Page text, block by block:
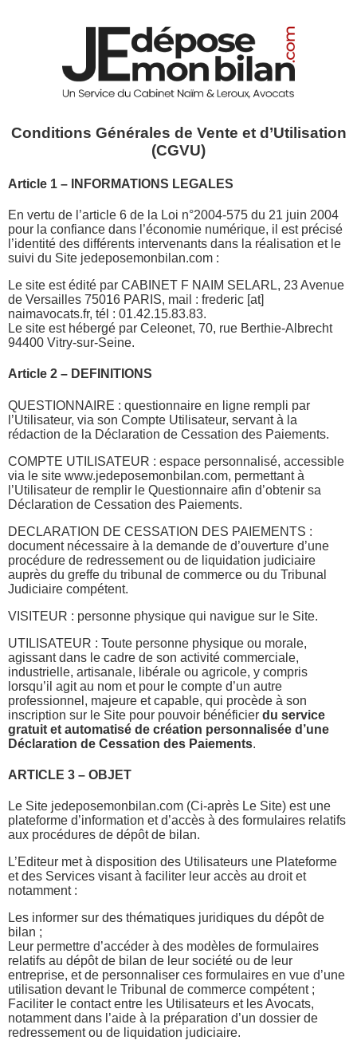
Conditions Générales de Vente et d’Utilisation
(CGVU)
Article 1 – INFORMATIONS LEGALES
En vertu de l’article 6 de la Loi n°2004-575 du 21 juin 2004
pour la confiance dans l’économie numérique, il est précisé
l’identité des différents intervenants dans la réalisation et le
suivi du Site jedeposemonbilan.com :
Le site est édité par CABINET F NAIM SELARL, 23 Avenue
de Versailles 75016 PARIS, mail : frederic [at]
naimavocats.fr, tél : 01.42.15.83.83.
Le site est hébergé par Celeonet, 70, rue Berthie-Albrecht
94400 Vitry-sur-Seine.
Article 2 – DEFINITIONS
QUESTIONNAIRE : questionnaire en ligne rempli par
l’Utilisateur, via son Compte Utilisateur, servant à la
rédaction de la Déclaration de Cessation des Paiements.
COMPTE UTILISATEUR : espace personnalisé, accessible
via le site www.jedeposemonbilan.com, permettant à
l’Utilisateur de remplir le Questionnaire afin d’obtenir sa
Déclaration de Cessation des Paiements.
DECLARATION DE CESSATION DES PAIEMENTS :
document nécessaire à la demande de d’ouverture d’une
procédure de redressement ou de liquidation judiciaire
auprès du greffe du tribunal de commerce ou du Tribunal
Judiciaire compétent.
VISITEUR : personne physique qui navigue sur le Site.
UTILISATEUR : Toute personne physique ou morale,
agissant dans le cadre de son activité commerciale,
industrielle, artisanale, libérale ou agricole, y compris
lorsqu’il agit au nom et pour le compte d’un autre
professionnel, majeure et capable, qui procède à son
inscription sur le Site pour pouvoir bénéficier du service
gratuit et automatisé de création personnalisée d’une
Déclaration de Cessation des Paiements.
ARTICLE 3 – OBJET
Le Site jedeposemonbilan.com (Ci-après Le Site) est une
plateforme d’information et d’accès à des formulaires relatifs
aux procédures de dépôt de bilan.
L’Editeur met à disposition des Utilisateurs une Plateforme
et des Services visant à faciliter leur accès au droit et
notamment :
Les informer sur des thématiques juridiques du dépôt de
bilan ;
Leur permettre d’accéder à des modèles de formulaires
relatifs au dépôt de bilan de leur société ou de leur
entreprise, et de personnaliser ces formulaires en vue d’une
utilisation devant le Tribunal de commerce compétent ;
Faciliter le contact entre les Utilisateurs et les Avocats,
notamment dans l’aide à la préparation d’un dossier de
redressement ou de liquidation judiciaire.